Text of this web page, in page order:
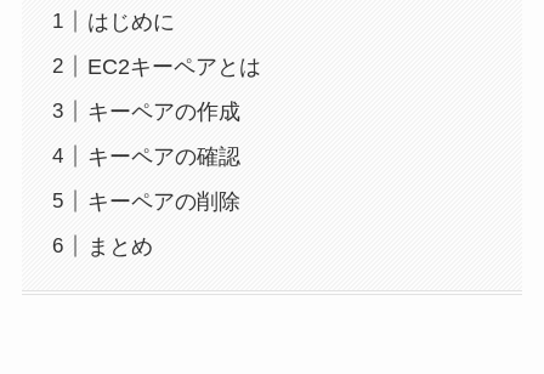
はじめに
EC2キーペアとは
キーペアの作成
キーペアの確認
キーペアの削除
まとめ